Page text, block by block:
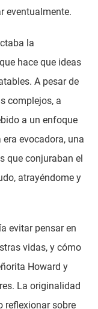
eventualmente.
la
hace que ideas
A pesar de
complejos, a
a un enfoque
evocadora, una
que conjuraban el
atrayéndome y
evitar pensar en
vidas, y cómo
Howard y
La originalidad
reflexionar sobre